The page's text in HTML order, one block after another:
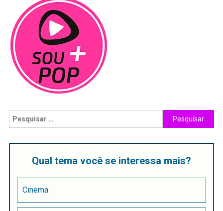
Qual tema você se interessa mais?
Cinema